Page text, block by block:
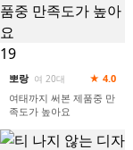
19
뽀랑 여 20대
★ 4.0
여태까지 써본 제품중 만
족도가 높아요